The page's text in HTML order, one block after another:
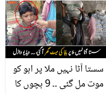
سستا آٹا نہیں ملا پر ابو کو
موت مل گئی ۔۔ 9 بچوں کا